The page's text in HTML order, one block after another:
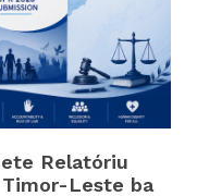
Relatóriu
Leste ba